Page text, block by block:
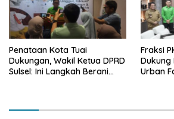
Penataan Kota Tuai
Dukungan, Wakil Ketua DPRD
Sulsel: Ini Langkah Berani
Fraksi
Dukung
Urban